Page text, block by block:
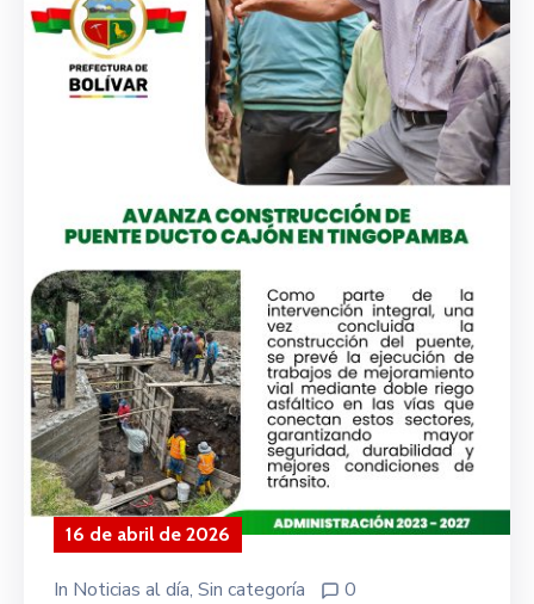
16 de abril de 2026
In Noticias al día‚ Sin categoría 0